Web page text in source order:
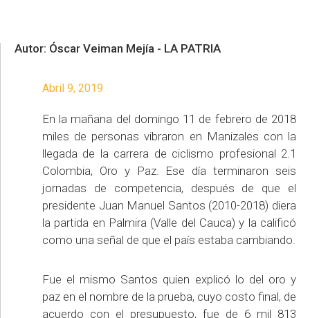
Autor: Óscar Veiman Mejía - LA PATRIA
Abril 9, 2019
En la mañana del domingo 11 de febrero de 2018
miles de personas vibraron en Manizales con la
llegada de la carrera de ciclismo profesional 2.1
Colombia, Oro y Paz. Ese día terminaron seis
jornadas de competencia, después de que el
presidente Juan Manuel Santos (2010-2018) diera
la partida en Palmira (Valle del Cauca) y la calificó
como una señal de que el país estaba cambiando.
Fue el mismo Santos quien explicó lo del oro y
paz en el nombre de la prueba, cuyo costo final, de
acuerdo con el presupuesto, fue de 6 mil 813